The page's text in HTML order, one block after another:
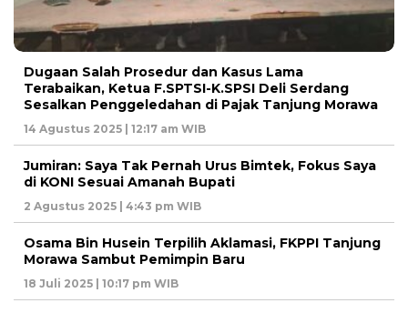
Dugaan Salah Prosedur dan Kasus Lama
Terabaikan, Ketua F.SPTSI-K.SPSI Deli Serdang
Sesalkan Penggeledahan di Pajak Tanjung Morawa
14 Agustus 2025 | 12:17 am WIB
Jumiran: Saya Tak Pernah Urus Bimtek, Fokus Saya
di KONI Sesuai Amanah Bupati
2 Agustus 2025 | 4:43 pm WIB
Osama Bin Husein Terpilih Aklamasi, FKPPI Tanjung
Morawa Sambut Pemimpin Baru
18 Juli 2025 | 10:17 pm WIB